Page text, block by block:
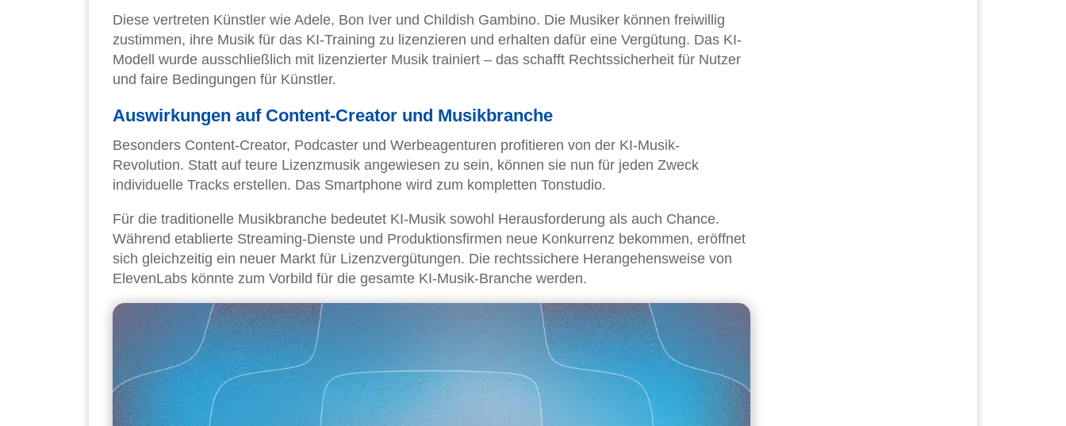
Diese vertreten Künstler wie Adele, Bon Iver und Childish Gambino. Die Musiker können freiwillig
zustimmen, ihre Musik für das KI-Training zu lizenzieren und erhalten dafür eine Vergütung. Das KI-
Modell wurde ausschließlich mit lizenzierter Musik trainiert – das schafft Rechtssicherheit für Nutzer
und faire Bedingungen für Künstler.
Auswirkungen auf Content-Creator und Musikbranche
Besonders Content-Creator, Podcaster und Werbeagenturen profitieren von der KI-Musik-
Revolution. Statt auf teure Lizenzmusik angewiesen zu sein, können sie nun für jeden Zweck
individuelle Tracks erstellen. Das Smartphone wird zum kompletten Tonstudio.
Für die traditionelle Musikbranche bedeutet KI-Musik sowohl Herausforderung als auch Chance.
Während etablierte Streaming-Dienste und Produktionsfirmen neue Konkurrenz bekommen, eröffnet
sich gleichzeitig ein neuer Markt für Lizenzvergütungen. Die rechtssichere Herangehensweise von
ElevenLabs könnte zum Vorbild für die gesamte KI-Musik-Branche werden.